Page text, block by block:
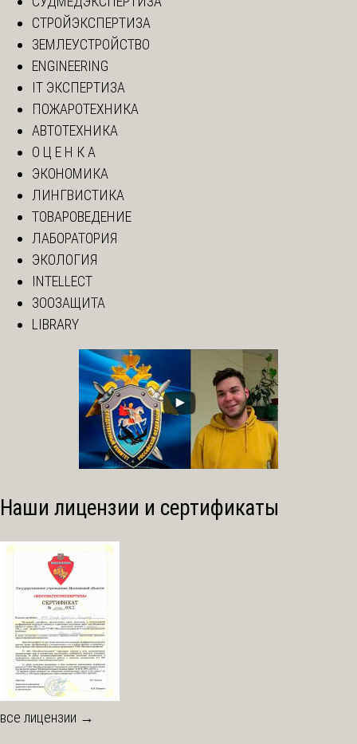
СТРОЙЭКСПЕРТИЗА
ЗЕМЛЕУСТРОЙСТВО
ENGINEERING
IT ЭКСПЕРТИЗА
ПОЖАРОТЕХНИКА
АВТОТЕХНИКА
О Ц Е Н К А
ЭКОНОМИКА
ЛИНГВИСТИКА
ТОВАРОВЕДЕНИЕ
ЛАБОРАТОРИЯ
ЭКОЛОГИЯ
INTELLECT
ЗООЗАЩИТА
LIBRARY
Наши лицензии и сертификаты
все лицензии →